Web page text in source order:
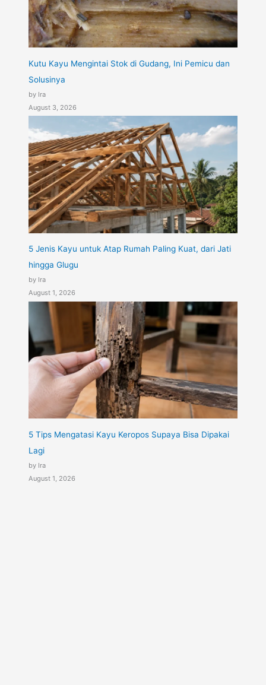
Kutu Kayu Mengintai Stok di Gudang, Ini Pemicu dan
Solusinya
by Ira
August 3, 2026
5 Jenis Kayu untuk Atap Rumah Paling Kuat, dari Jati
hingga Glugu
by Ira
August 1, 2026
5 Tips Mengatasi Kayu Keropos Supaya Bisa Dipakai
Lagi
by Ira
August 1, 2026